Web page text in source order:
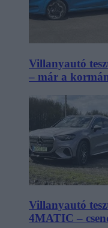
Villanyautó
– már a
Villanyautó
4MATIC –